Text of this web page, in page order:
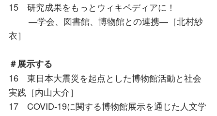
15 研究成果をもっとウィキペディアに！
―学会、図書館、博物館との連携―［北村紗
衣］
＃展示する
16 東日本大震災を起点とした博物館活動と社会
実践［内山大介］
17 COVID-19に関する博物館展示を通じた人文学